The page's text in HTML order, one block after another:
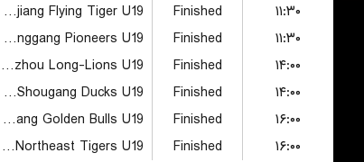
Xinjiang Flying Tiger U19 Finished
۱۱:۳۰
Tianjin Ronggang Pioneers U19 Finished
۱۱:۳۰
Guangzhou Long-Lions U19 Finished
۱۴:۰۰
Beijing Shougang Ducks U19 Finished
۱۴:۰۰
Zhejiang Golden Bulls U19 Finished
۱۶:۰۰
Jilin Northeast Tigers U19 Finished
۱۶:۰۰